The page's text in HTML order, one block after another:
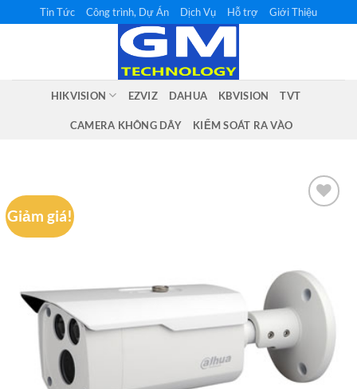
qua
Tin Tức Công trình, Dự Án Dịch Vụ Hỗ trợ Giới Thiệu
HIKVISION EZVIZ DAHUA KBVISION TVT
CAMERA KHÔNG DÂY KIỂM SOÁT RA VÀO
Giảm giá!